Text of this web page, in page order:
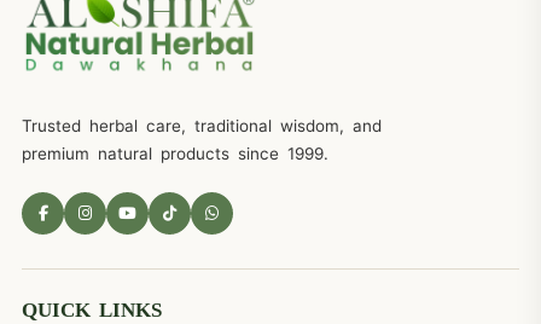
Trusted herbal care, traditional wisdom, and
premium natural products since 1999.
QUICK LINKS